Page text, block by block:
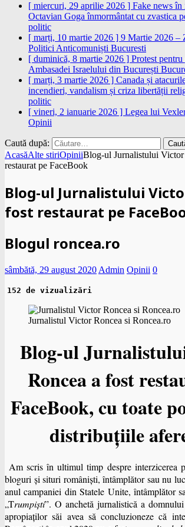
[ miercuri, 29 aprilie 2026 ] Fake news în
Octavian Goga înmormântat cu zvastica
politic
[ marți, 10 martie 2026 ] 9 Martie 2026 –
Politici Anticomuniști Bucuresti
[ duminică, 8 martie 2026 ] Protest
Ambasadei Israelului din București
[ marți, 3 martie 2026 ] Canada și
incendieri, vandalism și criza libertății
politic
[ vineri, 2 ianuarie 2026 ] Legea lui
Opinii
Caută după:
AcasăAlte stiriOpiniiBlog-ul Jurnalistului Victor
restaurat pe FaceBook
Blog-ul Jurnalistului
fost restaurat pe
Blogul roncea.ro
sâmbătă, 29 august 2020 Admin Opinii 0
152 de vizualizări
Jurnalistul Victor Roncea si Roncea.ro
Blog-ul
Roncea a fost
FaceBook, cu toate
distribuţiile
Am scris în ultimul timp despre interzicerea
bloguri şi situri românişti, întâmplător sau nu
anul campaniei din Statele Unite, întâmplător
„Trumpiști”. O anchetă jurnalistică a
apropiaţilor săi avea să concluzioneze că